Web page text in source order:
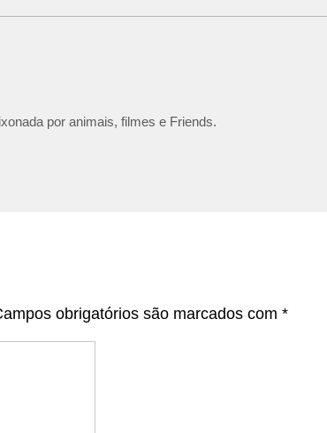
por animais, filmes e Friends.
obrigatórios são marcados com *